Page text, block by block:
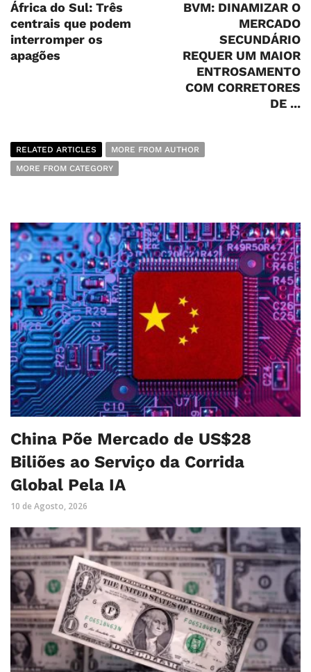
África do Sul: Três
centrais que podem
interromper os
apagões
BVM: DINAMIZAR O
MERCADO
SECUNDÁRIO
REQUER UM MAIOR
ENTROSAMENTO
COM CORRETORES
DE ...
RELATED ARTICLES
MORE FROM AUTHOR
MORE FROM CATEGORY
China Põe Mercado de US$28
Biliões ao Serviço da Corrida
Global Pela IA
10 de Agosto, 2026